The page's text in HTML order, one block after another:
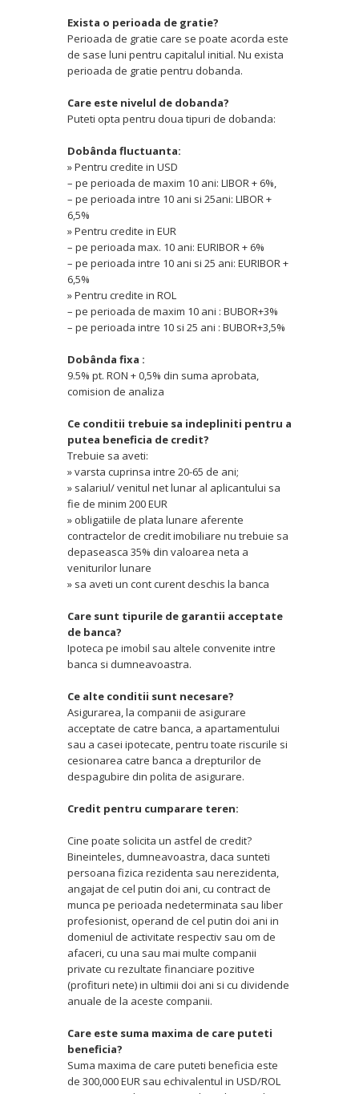
Exista o perioada de gratie?
Perioada de gratie care se poate acorda este
de sase luni pentru capitalul initial. Nu exista
perioada de gratie pentru dobanda.
Care este nivelul de dobanda?
Puteti opta pentru doua tipuri de dobanda:
Dobânda fluctuanta:
» Pentru credite in USD
– pe perioada de maxim 10 ani: LIBOR + 6%,
– pe perioada intre 10 ani si 25ani: LIBOR +
6,5%
» Pentru credite in EUR
– pe perioada max. 10 ani: EURIBOR + 6%
– pe perioada intre 10 ani si 25 ani: EURIBOR +
6,5%
» Pentru credite in ROL
– pe perioada de maxim 10 ani : BUBOR+3%
– pe perioada intre 10 si 25 ani : BUBOR+3,5%
Dobânda fixa :
9.5% pt. RON + 0,5% din suma aprobata,
comision de analiza
Ce conditii trebuie sa indepliniti pentru a
putea beneficia de credit?
Trebuie sa aveti:
» varsta cuprinsa intre 20-65 de ani;
» salariul/ venitul net lunar al aplicantului sa
fie de minim 200 EUR
» obligatiile de plata lunare aferente
contractelor de credit imobiliare nu trebuie sa
depaseasca 35% din valoarea neta a
veniturilor lunare
» sa aveti un cont curent deschis la banca
Care sunt tipurile de garantii acceptate
de banca?
Ipoteca pe imobil sau altele convenite intre
banca si dumneavoastra.
Ce alte conditii sunt necesare?
Asigurarea, la companii de asigurare
acceptate de catre banca, a apartamentului
sau a casei ipotecate, pentru toate riscurile si
cesionarea catre banca a drepturilor de
despagubire din polita de asigurare.
Credit pentru cumparare teren:
Cine poate solicita un astfel de credit?
Bineinteles, dumneavoastra, daca sunteti
persoana fizica rezidenta sau nerezidenta,
angajat de cel putin doi ani, cu contract de
munca pe perioada nedeterminata sau liber
profesionist, operand de cel putin doi ani in
domeniul de activitate respectiv sau om de
afaceri, cu una sau mai multe companii
private cu rezultate financiare pozitive
(profituri nete) in ultimii doi ani si cu dividende
anuale de la aceste companii.
Care este suma maxima de care puteti
beneficia?
Suma maxima de care puteti beneficia este
de 300,000 EUR sau echivalentul in USD/ROL